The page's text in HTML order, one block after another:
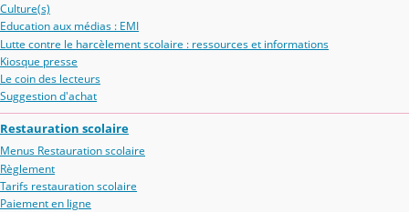
Culture(s)
Education aux médias : EMI
Lutte contre le harcèlement scolaire : ressources et informations
Kiosque presse
Le coin des lecteurs
Suggestion d'achat
Restauration scolaire
Menus Restauration scolaire
Règlement
Tarifs restauration scolaire
Paiement en ligne